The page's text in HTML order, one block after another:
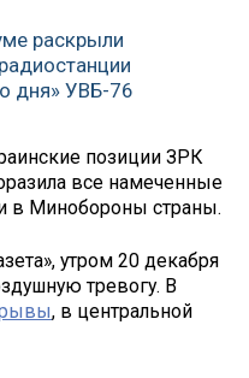
раскрыли
дня» УВБ-76
позиции ЗРК
все намеченные
в Минобороны страны.
утром 20 декабря
тревогу. В
, в центральной